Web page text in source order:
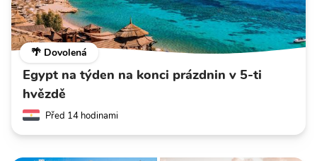
🌴 Dovolená
Egypt na týden na konci prázdnin v 5-ti
hvězdě
Před 14 hodinami